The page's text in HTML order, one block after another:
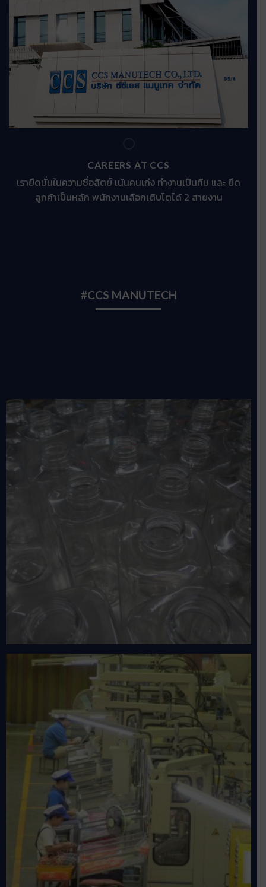
CAREERS AT CCS
เรายึดมั่นในความซื่อสัตย์ เน้นคนเก่ง ทำงานเป็นทีม และ ยึด
ลูกค้าเป็นหลัก พนักงานเลือกเติบโตได้ 2 สายงาน
#CCS MANUTECH